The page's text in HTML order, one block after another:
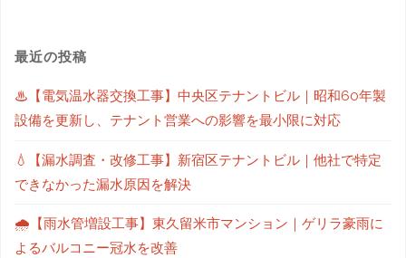
最近の投稿
♨【電気温水器交換工事】中央区テナントビル｜昭和60年製
設備を更新し、テナント営業への影響を最小限に対応
💧【漏水調査・改修工事】新宿区テナントビル｜他社で特定
できなかった漏水原因を解決
🌧【雨水管増設工事】東久留米市マンション｜ゲリラ豪雨に
よるバルコニー冠水を改善